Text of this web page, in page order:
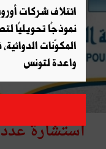
استشارة عدد 01 لسنة
ائتلاف شركات
نموذجًا تحويليًا
المكوّنات
واعدة لتونس